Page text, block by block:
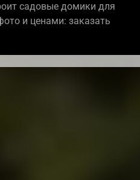
садовые домики для
и ценами: заказать